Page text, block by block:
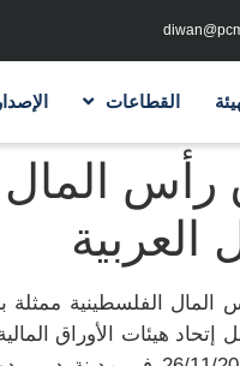
القطاعات
المال
العربية
الفلسطينية ممثلة
إتحاد هيئات الأوراق